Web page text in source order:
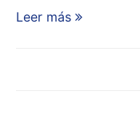
Leer más